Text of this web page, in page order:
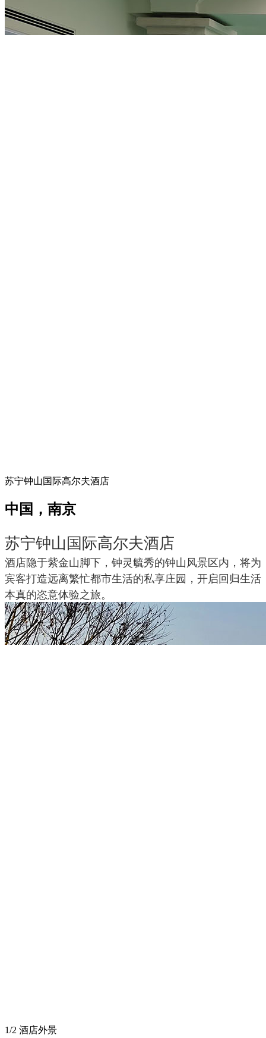
苏宁钟山国际高尔夫酒店
中国，南京
苏宁钟山国际高尔夫酒店
酒店隐于紫金山脚下，钟灵毓秀的钟山风景区内，将为
宾客打造远离繁忙都市生活的私享庄园，开启回归生活
本真的恣意体验之旅。
1/2 酒店外景